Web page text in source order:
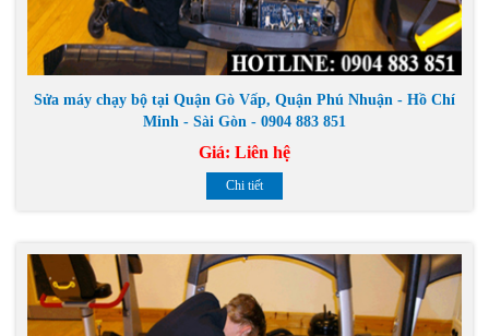
Sửa máy chạy bộ tại Quận Gò Vấp, Quận Phú Nhuận - Hồ Chí
Minh - Sài Gòn - 0904 883 851
Giá: Liên hệ
Chi tiết